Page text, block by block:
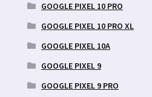
GOOGLE PIXEL 10 PRO
GOOGLE PIXEL 10 PRO XL
GOOGLE PIXEL 10A
GOOGLE PIXEL 9
GOOGLE PIXEL 9 PRO